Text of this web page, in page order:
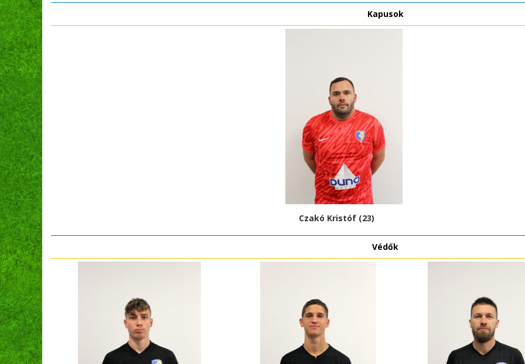
Kapusok
Czakó Kristóf (23)
Védők